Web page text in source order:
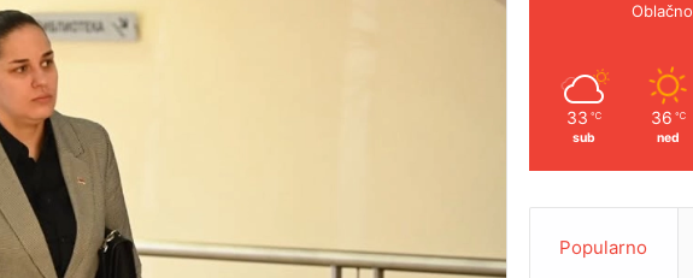
Oblačno
33 ℃
sub
36 ℃
ned
Popularno